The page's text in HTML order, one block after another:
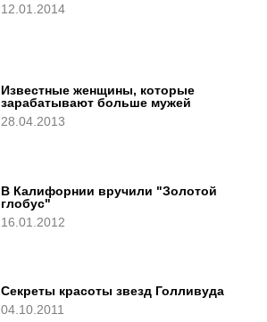
12.01.2014
Известные женщины, которые
зарабатывают больше мужей
28.04.2013
В Калифорнии вручили "Золотой
глобус"
16.01.2012
Секреты красоты звезд Голливуда
04.10.2011